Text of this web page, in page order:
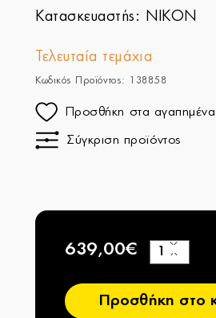
Κατασκευαστής: NIKON
Τελευταία τεμάχια
Κωδικός Προϊόντος: 138858
Προσθήκη στα αγαπημένα
Σύγκριση προϊόντος
639,00€
−
+
Προσθήκη στο